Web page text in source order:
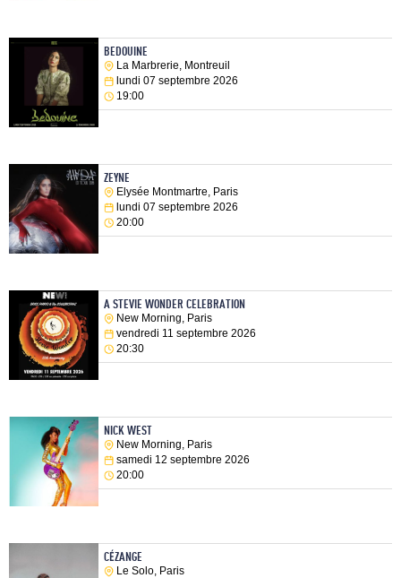
BEDOUINE
La Marbrerie, Montreuil
lundi 07 septembre 2026
19:00
ZEYNE
Elysée Montmartre, Paris
lundi 07 septembre 2026
20:00
A STEVIE WONDER CELEBRATION
New Morning, Paris
vendredi 11 septembre 2026
20:30
NICK WEST
New Morning, Paris
samedi 12 septembre 2026
20:00
CÉZANGE
Le Solo, Paris